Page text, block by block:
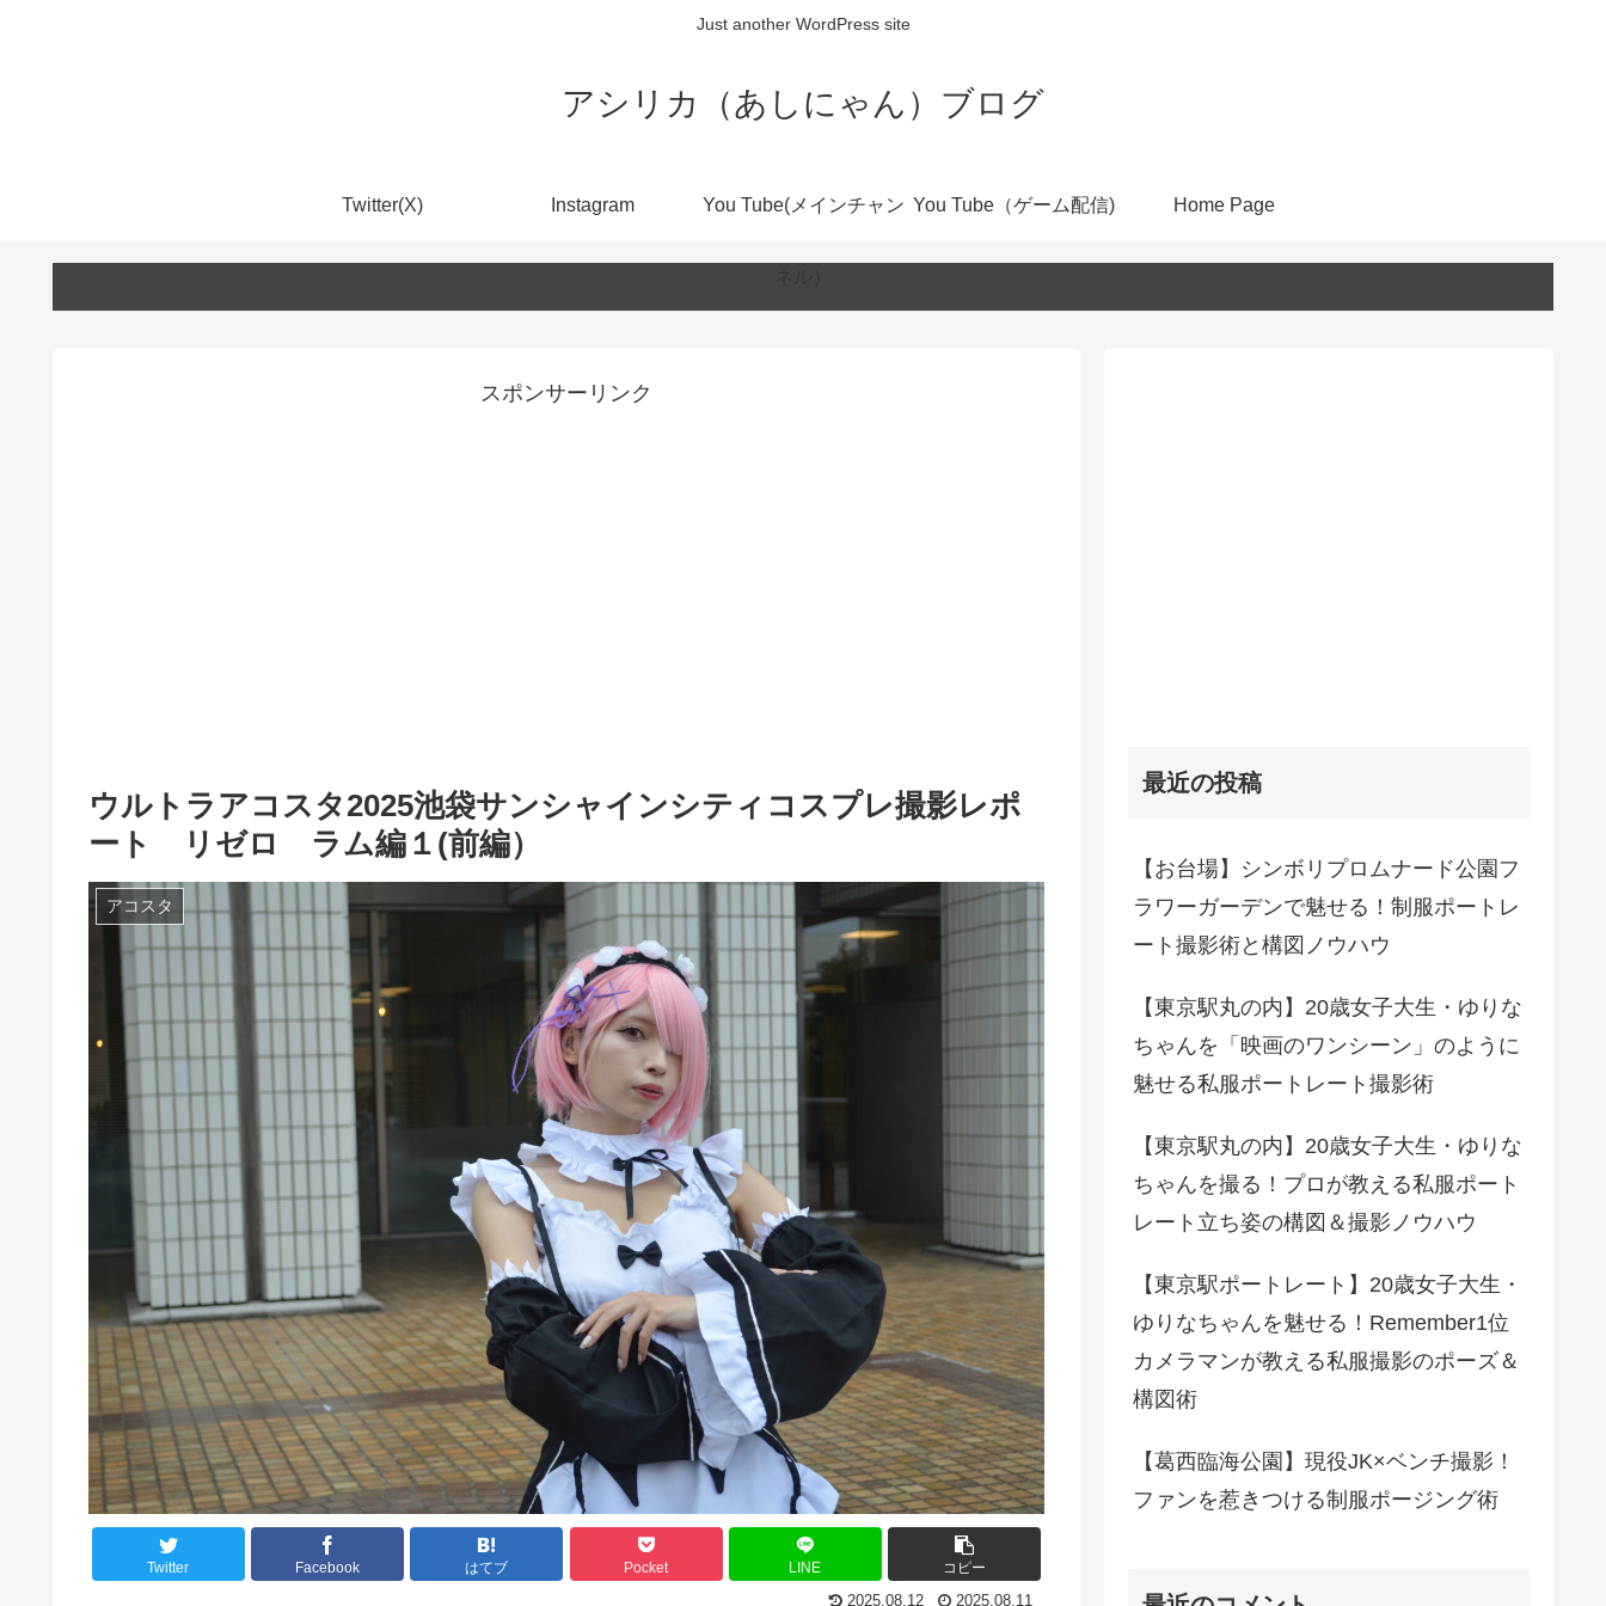
Just another WordPress site
アシリカ（あしにゃん）ブログ
Twitter(X) Instagram You Tube(メインチャン You Tube（ゲーム配信) Home Page
スポンサーリンク
ウルトラアコスタ2025池袋サンシャインシティコスプレ撮影レポ
ート リゼロ ラム編１(前編）
アコスタ
Twitter Facebook はてブ Pocket LINE コピー
2025.08.12 2025.08.11
最近の投稿
【お台場】シンボリプロムナード公園フ
ラワーガーデンで魅せる！制服ポートレ
ート撮影術と構図ノウハウ
【東京駅丸の内】20歳女子大生・ゆりな
ちゃんを「映画のワンシーン」のように
魅せる私服ポートレート撮影術
【東京駅丸の内】20歳女子大生・ゆりな
ちゃんを撮る！プロが教える私服ポート
レート立ち姿の構図＆撮影ノウハウ
【東京駅ポートレート】20歳女子大生・
ゆりなちゃんを魅せる！Remember1位
カメラマンが教える私服撮影のポーズ＆
構図術
【葛西臨海公園】現役JK×ベンチ撮影！
ファンを惹きつける制服ポージング術